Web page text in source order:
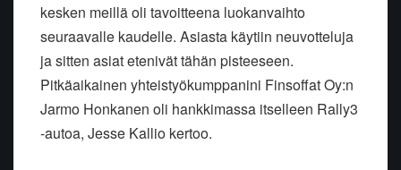
kesken meillä oli tavoitteena luokanvaihto
seuraavalle kaudelle. Asiasta käytiin neuvotteluja
ja sitten asiat etenivät tähän pisteeseen.
Pitkäaikainen yhteistyökumppanini Finsoffat Oy:n
Jarmo Honkanen oli hankkimassa itselleen Rally3
-autoa, Jesse Kallio kertoo.